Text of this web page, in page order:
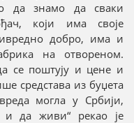
да знамо да сваки
који има своје
добро, има и
на отвореном.
се поштују и цене и
средстава из буџета
могла у Србији,
и да живи“ рекао је